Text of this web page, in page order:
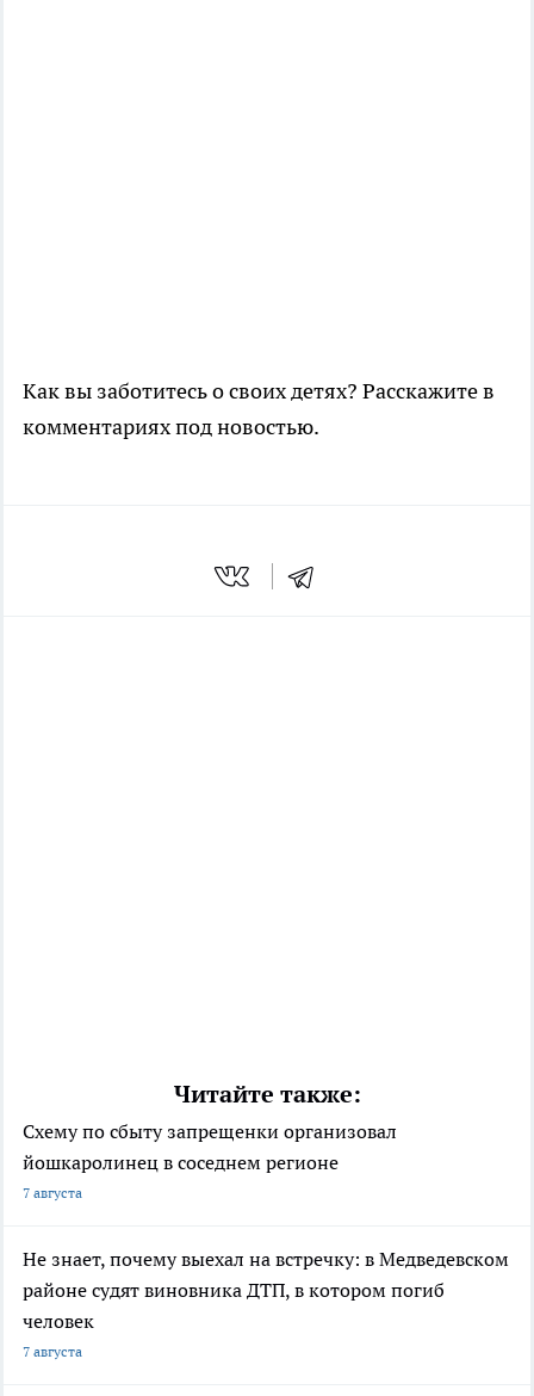
Как вы заботитесь о своих детях? Расскажите в
комментариях под новостью.
Читайте также:
Схему по сбыту запрещенки организовал
йошкаролинец в соседнем регионе
7 августа
Не знает, почему выехал на встречку: в Медведевском
районе судят виновника ДТП, в котором погиб
человек
7 августа